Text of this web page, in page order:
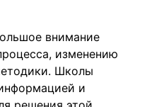
внимание
изменению
Школы
и